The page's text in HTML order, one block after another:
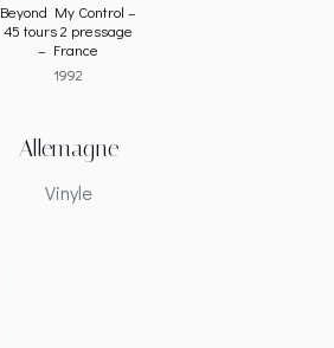
Beyond My Control –
45 tours 2 pressage
– France
1992
Allemagne
Vinyle